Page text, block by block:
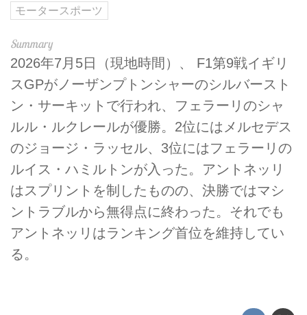
モータースポーツ
2026年7月5日（現地時間）、 F1第9戦イギリ
スGPがノーザンプトンシャーのシルバースト
ン・サーキットで行われ、フェラーリのシャ
ルル・ルクレールが優勝。2位にはメルセデス
のジョージ・ラッセル、3位にはフェラーリの
ルイス・ハミルトンが入った。アントネッリ
はスプリントを制したものの、決勝ではマシ
ントラブルから無得点に終わった。それでも
アントネッリはランキング首位を維持してい
る。